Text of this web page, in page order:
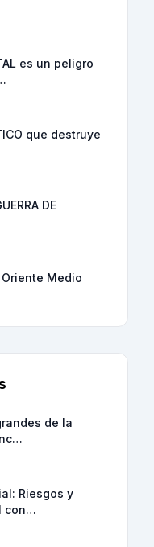
es un peligro
que destruye
DE
Medio
de la
Riesgos y
con…